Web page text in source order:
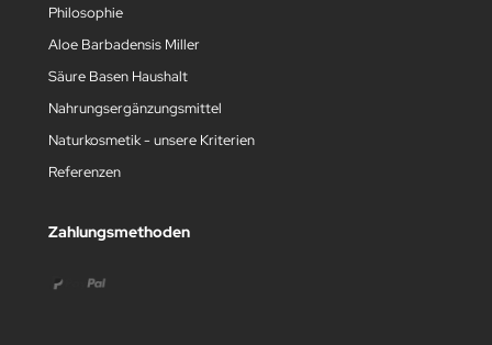
Philosophie
Aloe Barbadensis Miller
Säure Basen Haushalt
Nahrungsergänzungsmittel
Naturkosmetik - unsere Kriterien
Referenzen
Zahlungsmethoden